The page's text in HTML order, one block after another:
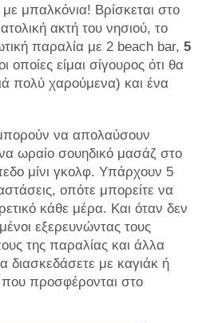
με μπαλκόνια! Βρίσκεται στο
ακτή του νησιού, το
παραλία με 2 beach bar, 5
οποίες είμαι σίγουρος ότι θα
πολύ χαρούμενα) και ένα
να απολαύσουν
ωραίο σουηδικό μασάζ στο
μίνι γκολφ. Υπάρχουν 5
οπότε μπορείτε να
κάθε μέρα. Και όταν δεν
εξερευνώντας τους
της παραλίας και άλλα
διασκεδάσετε με καγιάκ ή
προσφέρονται στο